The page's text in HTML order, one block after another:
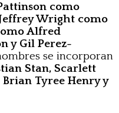
como
Wright como
Alfred
y Gil Perez-
se incorporan
Stan, Scarlett
Brian Tyree Henry y